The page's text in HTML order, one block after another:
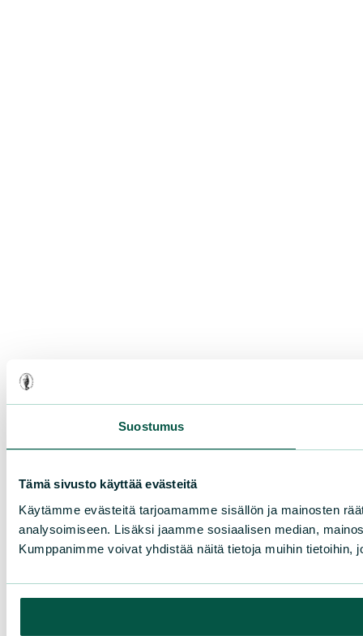
Suostumus
Tämä sivusto käyttää evästeitä
Käytämme evästeitä tarjoamamme sisällön ja mainosten
analysoimiseen. Lisäksi jaamme sosiaalisen median,
Kumppanimme voivat yhdistää näitä tietoja muihin tietoihin,